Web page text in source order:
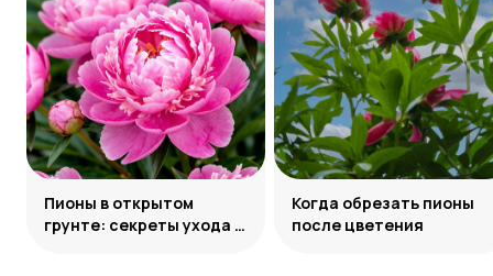
Пионы в открытом
грунте: секреты ухода и
Когда обрезать пионы
после цветения